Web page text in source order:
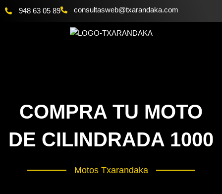
948 63 05 89 moc.akadnaraxt
@bewsatlusnoc
COMPRA TU MOTO
DE CILINDRADA 1000
Motos Txarandaka